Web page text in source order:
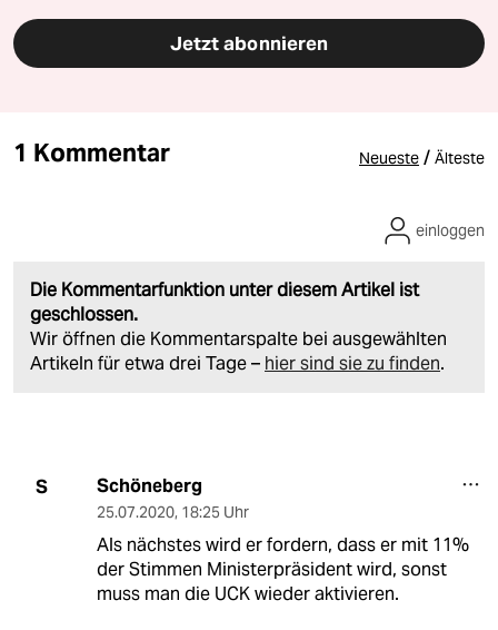
Jetzt abonnieren
1 Kommentar Neueste / Älteste
Die Kommentarfunktion unter diesem Artikel ist
geschlossen.
Wir öffnen die Kommentarspalte bei ausgewählten
Artikeln für etwa drei Tage – hier sind sie zu finden.
einloggen
S Schöneberg
25.07.2020, 18:25 Uhr
Als nächstes wird er fordern, dass er mit 11%
der Stimmen Ministerpräsident wird, sonst
muss man die UCK wieder aktivieren.